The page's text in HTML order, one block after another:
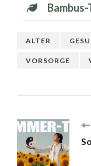
ALTER
VORSORGE